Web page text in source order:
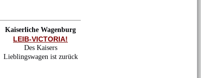
Kaiserliche Wagenburg
LEIB-VICTORIA!
Des Kaisers
Lieblingswagen ist zurück